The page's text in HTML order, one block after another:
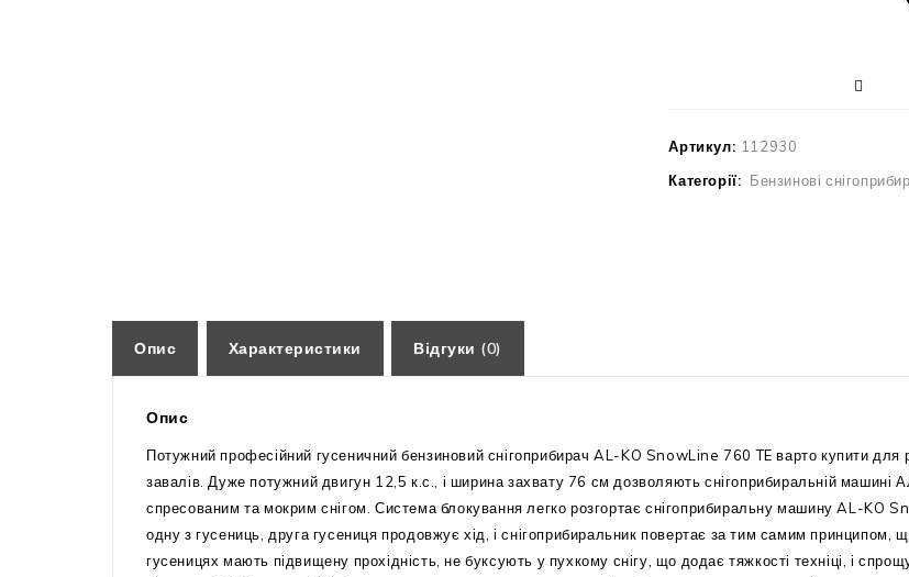
Артикул: 112930
Категорії: Бензинові
Опис Характеристики Відгуки (0)
Опис
Потужний професійний гусеничний бензиновий снігоприбирач AL-KO SnowLine 760 TE варто купити для
завалів. Дуже потужний двигун 12,5 к.с., і ширина захвату 76 см дозволяють снігоприбиральній
спресованим та мокрим снігом. Система блокування легко розгортає снігоприбиральну машину AL-KO
одну з гусениць, друга гусениця продовжує хід, і снігоприбиральник повертає за тим самим
гусеницях мають підвищену прохідність, не буксують у пухкому снігу, що додає тяжкості техніці, і